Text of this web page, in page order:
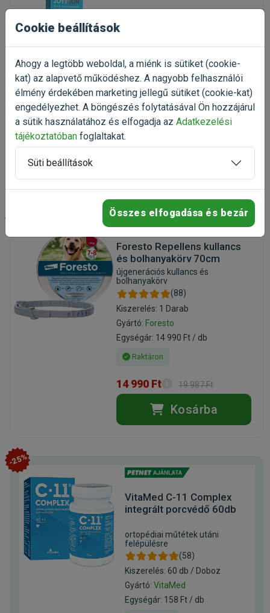
porcerősítő oldat 300ml
Kiszerelés: 300ml / Flakon
Gyártó:VitaMed
Egységár: 19 633 Ft / l
Raktáron
5 890 Ft
Foresto Repellens kullancs
és bolhanyakörv 70cm
újgenerációs kullancs és
bolhanyakörv
(88)
Kiszerelés: 1 Darab
Gyártó: Foresto
Egységár: 14 990 Ft / db
Raktáron
14 990 Ft 19 987 Ft
Kosárba
-25%
VitaMed C-11 Complex
integrált porcvédő 60db
ortopédiai műtétek utáni
felépülésre
(58)
Kiszerelés: 60 db / Doboz
Gyártó: VitaMed
Egységár: 158 Ft / db
Cookie beállítások
Ahogy a legtöbb weboldal, a miénk is sütiket (cookie-
kat) az alapvető működéshez. A nagyobb felhasználói
élmény érdekében marketing jellegű sütiket (cookie-kat)
engedélyezhet. A böngészés folytatásával Ön hozzájárul
a sütik használatához és elfogadja az Adatkezelési
tájékoztatóban foglaltakat.
Süti beállítások
Összes elfogadása és bezár